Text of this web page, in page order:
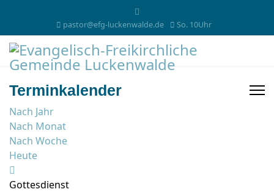
pastor@efg-luckenwalde.de So. 10Uhr
Terminkalender
Nach Jahr
Nach Monat
Nach Woche
Heute
Gottesdienst